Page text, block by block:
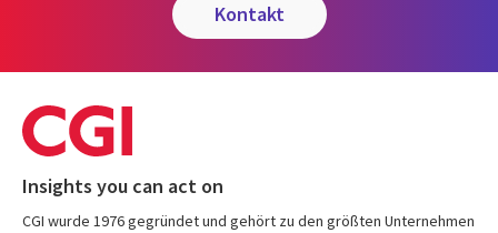
kontakt
Insights you can act on
CGI wurde 1976 gegründet und gehört zu den größten Unternehmen